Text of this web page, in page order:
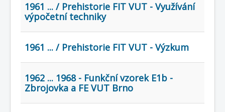
1961 ... / Prehistorie FIT VUT - Využívání
výpočetní techniky
1961 ... / Prehistorie FIT VUT - Výzkum
1962 ... 1968 - Funkční vzorek E1b -
Zbrojovka a FE VUT Brno